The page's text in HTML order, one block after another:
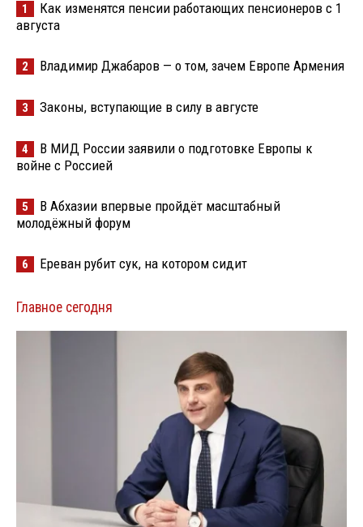
1
Как изменятся пенсии работающих пенсионеров с 1
августа
2 Владимир Джабаров — о том, зачем Европе Армения
3 Законы, вступающие в силу в августе
4
В МИД России заявили о подготовке Европы к
войне с Россией
5
В Абхазии впервые пройдёт масштабный
молодёжный форум
6 Ереван рубит сук, на котором сидит
Главное сегодня